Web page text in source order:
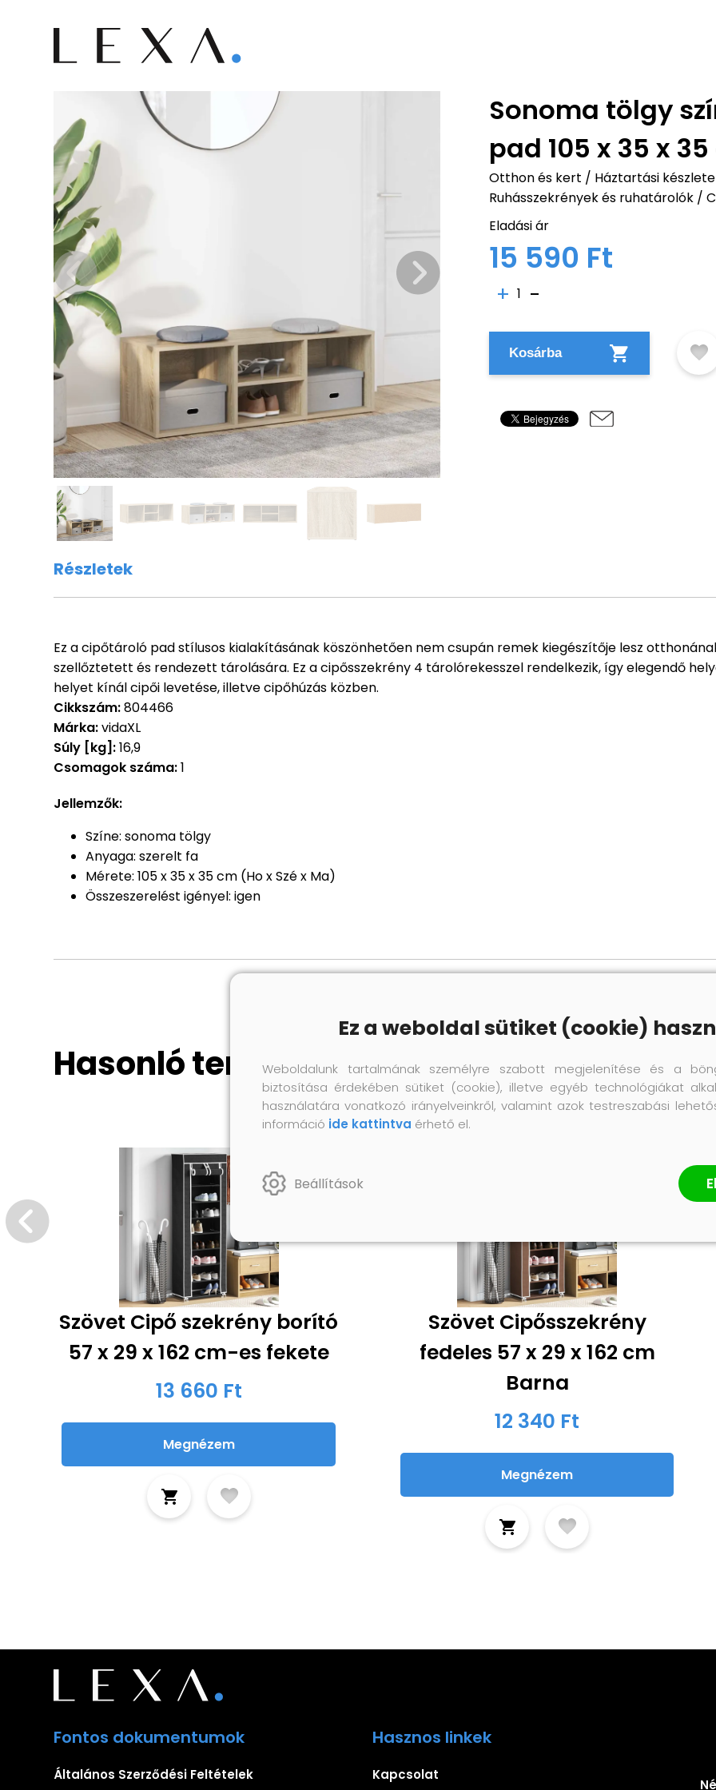
Sonoma tölgy
pad 105 x 35 x
Otthon és kert / Háztartási
Ruhásszekrények és ruhatárolók/
Eladási ár
15 590 Ft
1
Kosárba
Részletek
Ez a cipőtároló pad stílusos kialakításának köszönhetően nem csupán remek kiegészítője lesz
szellőztetett és rendezett tárolására. Ez a cipősszekrény 4 tárolórekesszel rendelkezik, így elegendő
helyet kínál cipői levetése, illetve cipőhúzás közben.
Cikkszám:804466
Márka:vidaXL
Súly [kg]:16,9
Csomagok száma:1
Jellemzők:
Színe: sonoma tölgy
Anyaga: szerelt fa
Mérete: 105 x 35 x 35 cm (Ho x Szé x Ma)
Összeszerelést igényel: igen
Hasonló termékek
Szövet Cipő szekrény borító
57 x 29 x 162 cm-es fekete
13 660 Ft
Megnézem
Szövet Cipősszekrény
fedeles 57 x 29 x 162 cm
Barna
12 340 Ft
Megnézem
Fontos dokumentumok
Általános Szerződési Feltételek
Hasznos linkek
Kapcsolat
Ez a weboldal sütiket (cookie)
Weboldalunk tartalmának személyre szabott megjelenítése és a
biztosítása érdekében sütiket (cookie), illetve egyéb technológiákat
használatára vonatkozó irányelveinkről, valamint azok testreszabási
információ ide kattintva érhető el.
Beállítások